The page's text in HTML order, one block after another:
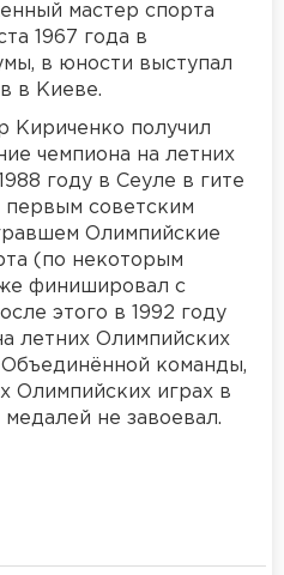
мастер спорта
1967 года в
в юности выступал
в Киеве.
Кириченко получил
чемпиона на летних
году в Сеуле в гите
первым советским
Олимпийские
(по некоторым
финишировал с
этого в 1992 году
летних Олимпийских
команды,
Олимпийских играх в
не завоевал.